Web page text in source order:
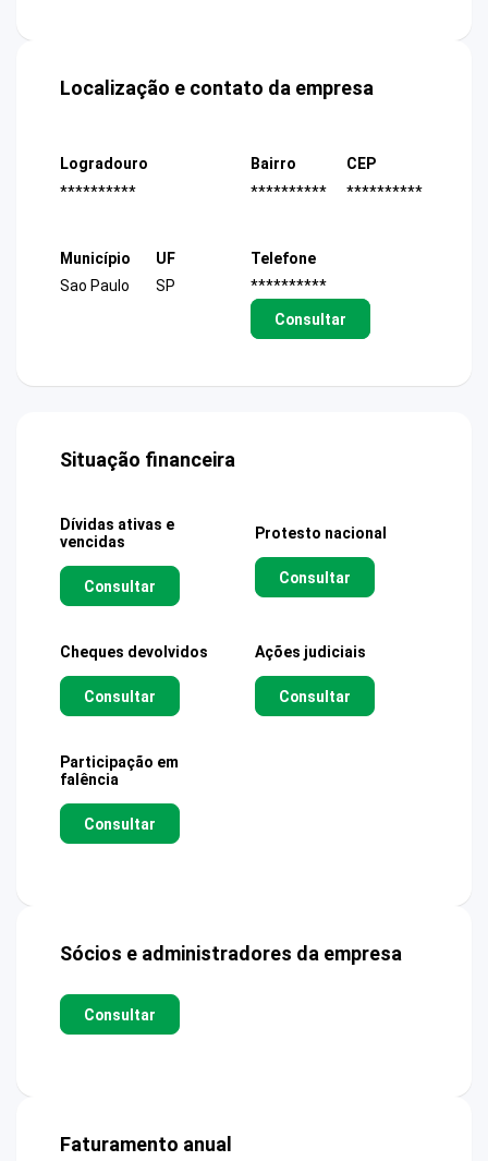
Localização e contato da empresa
Logradouro
**********
Bairro
**********
CEP
**********
Município
Sao Paulo
UF
SP
Telefone
**********
Consultar
Situação financeira
Dívidas ativas e
vencidas
Consultar
Protesto nacional
Consultar
Cheques devolvidos
Consultar
Ações judiciais
Consultar
Participação em
falência
Consultar
Sócios e administradores da empresa
Consultar
Faturamento anual